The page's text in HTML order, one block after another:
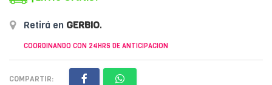
Retirá en GERBIO.
COORDINANDO CON 24HRS DE ANTICIPACION
COMPARTIR: